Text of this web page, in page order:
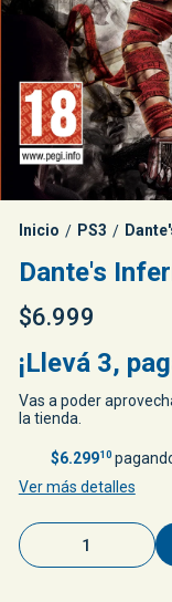
Inicio / PS3 /
Dante's
$6.999
¡Llevá 3,
Vas a poder
la tienda.
$6.29910
Ver más detalles